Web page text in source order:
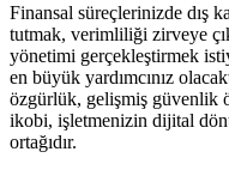
Finansal süreçlerinizde dış
tutmak, verimliliği zirveye
yönetimi gerçekleştirmek
en büyük yardımcınız
özgürlük, gelişmiş güvenlik
ikobi, işletmenizin dijital
ortağıdır.